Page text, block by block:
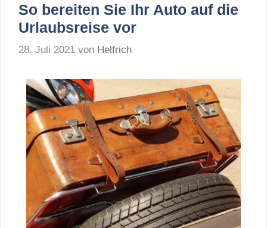
So bereiten Sie Ihr Auto auf die
Urlaubsreise vor
28. Juli 2021 von Helfrich